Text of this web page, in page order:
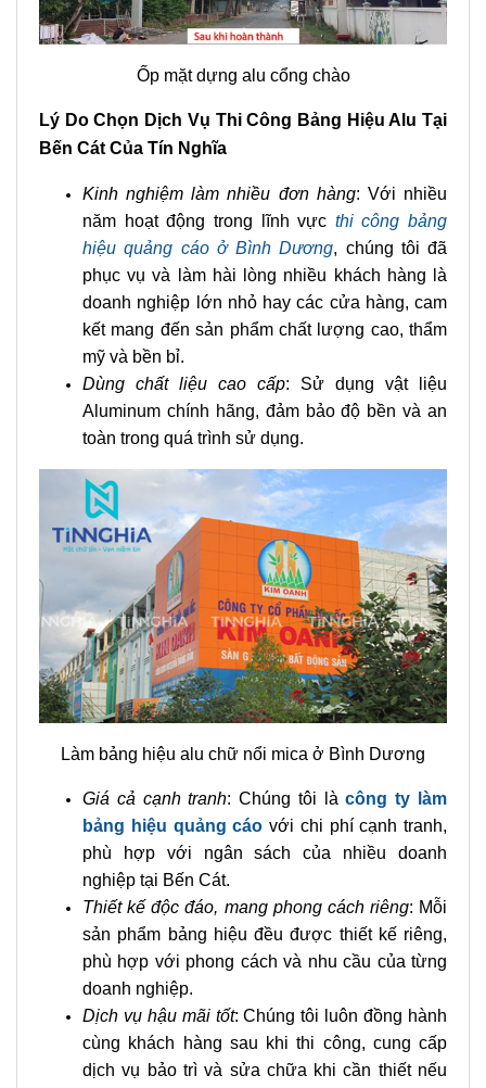
Ốp mặt dựng alu cổng chào
Lý Do Chọn Dịch Vụ Thi Công Bảng Hiệu Alu Tại
Bến Cát Của Tín Nghĩa
Kinh nghiệm làm nhiều đơn hàng: Với nhiều
năm hoạt động trong lĩnh vực
thi công bảng
hiệu quảng cáo ở Bình Dương, chúng tôi đã
phục vụ và làm hài lòng nhiều khách hàng là
doanh nghiệp lớn nhỏ hay các cửa hàng, cam
kết mang đến sản phẩm chất lượng cao, thẩm
mỹ và bền bỉ.
Dùng chất liệu cao cấp: Sử dụng vật liệu
Aluminum chính hãng, đảm bảo độ bền và an
toàn trong quá trình sử dụng.
Làm bảng hiệu alu chữ nổi mica ở Bình Dương
Giá cả cạnh tranh : Chúng tôi làcông ty làm